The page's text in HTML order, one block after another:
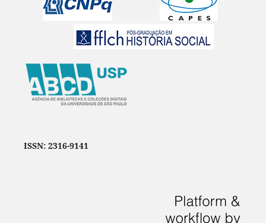
ISSN: 2316-9141